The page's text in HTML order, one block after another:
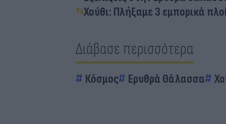
Χούθι: Πλήξαμε 3 εμπορικά
Διάβασε περισσότερα
Κόσμος Ερυθρά Θάλασσα